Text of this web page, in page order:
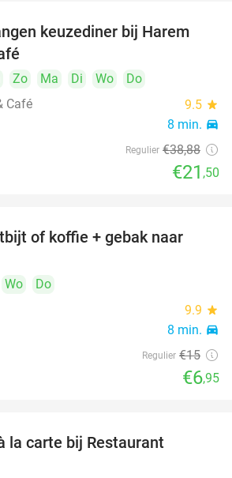
45%
keuzediner bij Harem
Zo Ma Di Wo
Do
Café
9.5 star
8 min. directions_car
Regulier €38,88
€21 ,50
of koffie + gebak naar
Wo
Do
9.9 star
8 min. directions_car
Regulier €15
€6,95
la carte bij Restaurant